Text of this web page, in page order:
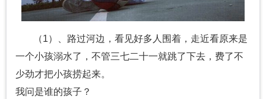
（1）、路过河边，看见好多人围着，走近看原来是
一个小孩溺水了，不管三七二十一就跳了下去，费了不
少劲才把小孩捞起来。
我问是谁的孩子？